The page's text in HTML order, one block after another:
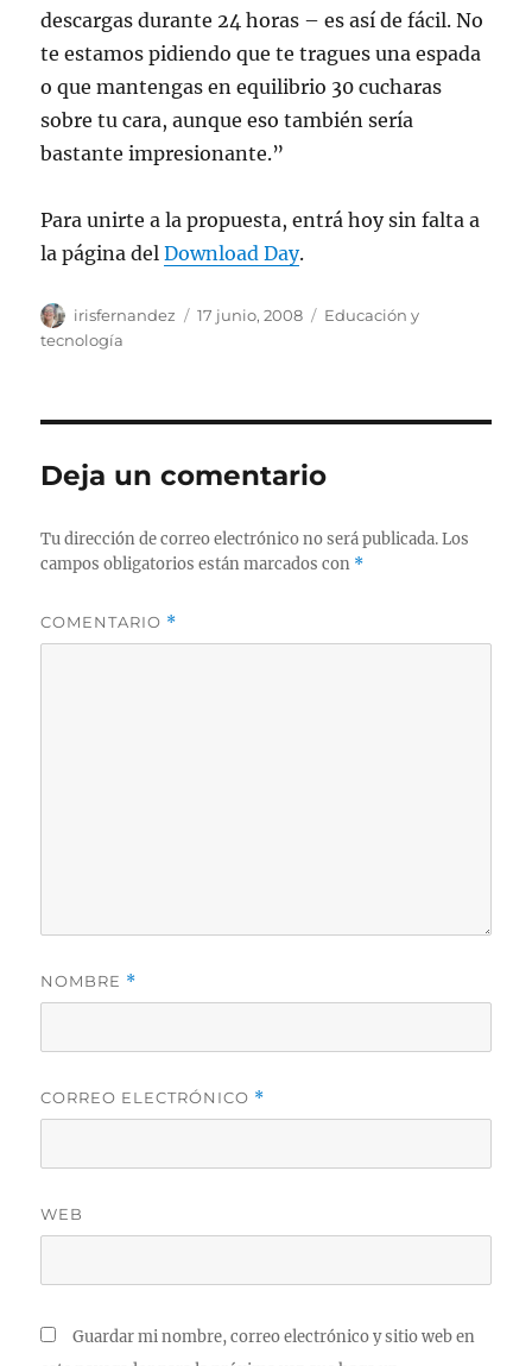
descargas durante 24 horas – es así de fácil. No
te estamos pidiendo que te tragues una espada
o que mantengas en equilibrio 30 cucharas
sobre tu cara, aunque eso también sería
bastante impresionante.”
Para unirte a la propuesta, entrá hoy sin falta a
la página delDownload Day.
Autor
irisfernandez
Publicado
17 junio, 2008 Categorías
Educación y
tecnología
Deja un comentario
Tu dirección de correo electrónico no será publicada. Los
campos obligatorios están marcados con *
COMENTARIO *
NOMBRE *
CORREO ELECTRÓNICO *
WEB
Guardar mi nombre, correo electrónico y sitio web en